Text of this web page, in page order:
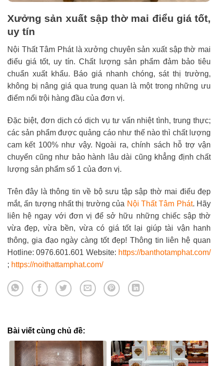
Xưởng sản xuất sập thờ mai điểu giá tốt,
uy tín
Nội Thất Tâm Phát là xưởng chuyên sản xuất sập thờ mai
điểu giá tốt, uy tín. Chất lượng sản phẩm đảm bảo tiêu
chuẩn xuất khẩu. Báo giá nhanh chóng, sát thị trường,
không bị nâng giá qua trung quan là một trong những ưu
điểm nổi trội hàng đầu của đơn vị.
Đặc biệt, đơn dịch có dịch vụ tư vấn nhiệt tình, trung thực;
các sản phẩm được quảng cáo như thế nào thì chất lượng
cam kết 100% như vậy. Ngoài ra, chính sách hỗ trợ vận
chuyển cũng như bảo hành lâu dài cũng khẳng định chất
lượng sản phẩm số 1 của đơn vị.
Trên đây là thông tin về bộ sưu tập sập thờ mai điểu đẹp
mắt, ấn tượng nhất thị trường của Nội Thất Tâm Phát. Hãy
liên hệ ngay với đơn vị để sở hữu những chiếc sập thờ
vừa đẹp, vừa bền, vừa có giá tốt lại giúp tài vận hanh
thông, gia đạo ngày càng tốt đẹp! Thông tin liên hệ quan
Hotline: 0976.601.601 Website: https://banthotamphat.com/
; https://noithattamphat.com/
Bài viết cùng chủ đề: